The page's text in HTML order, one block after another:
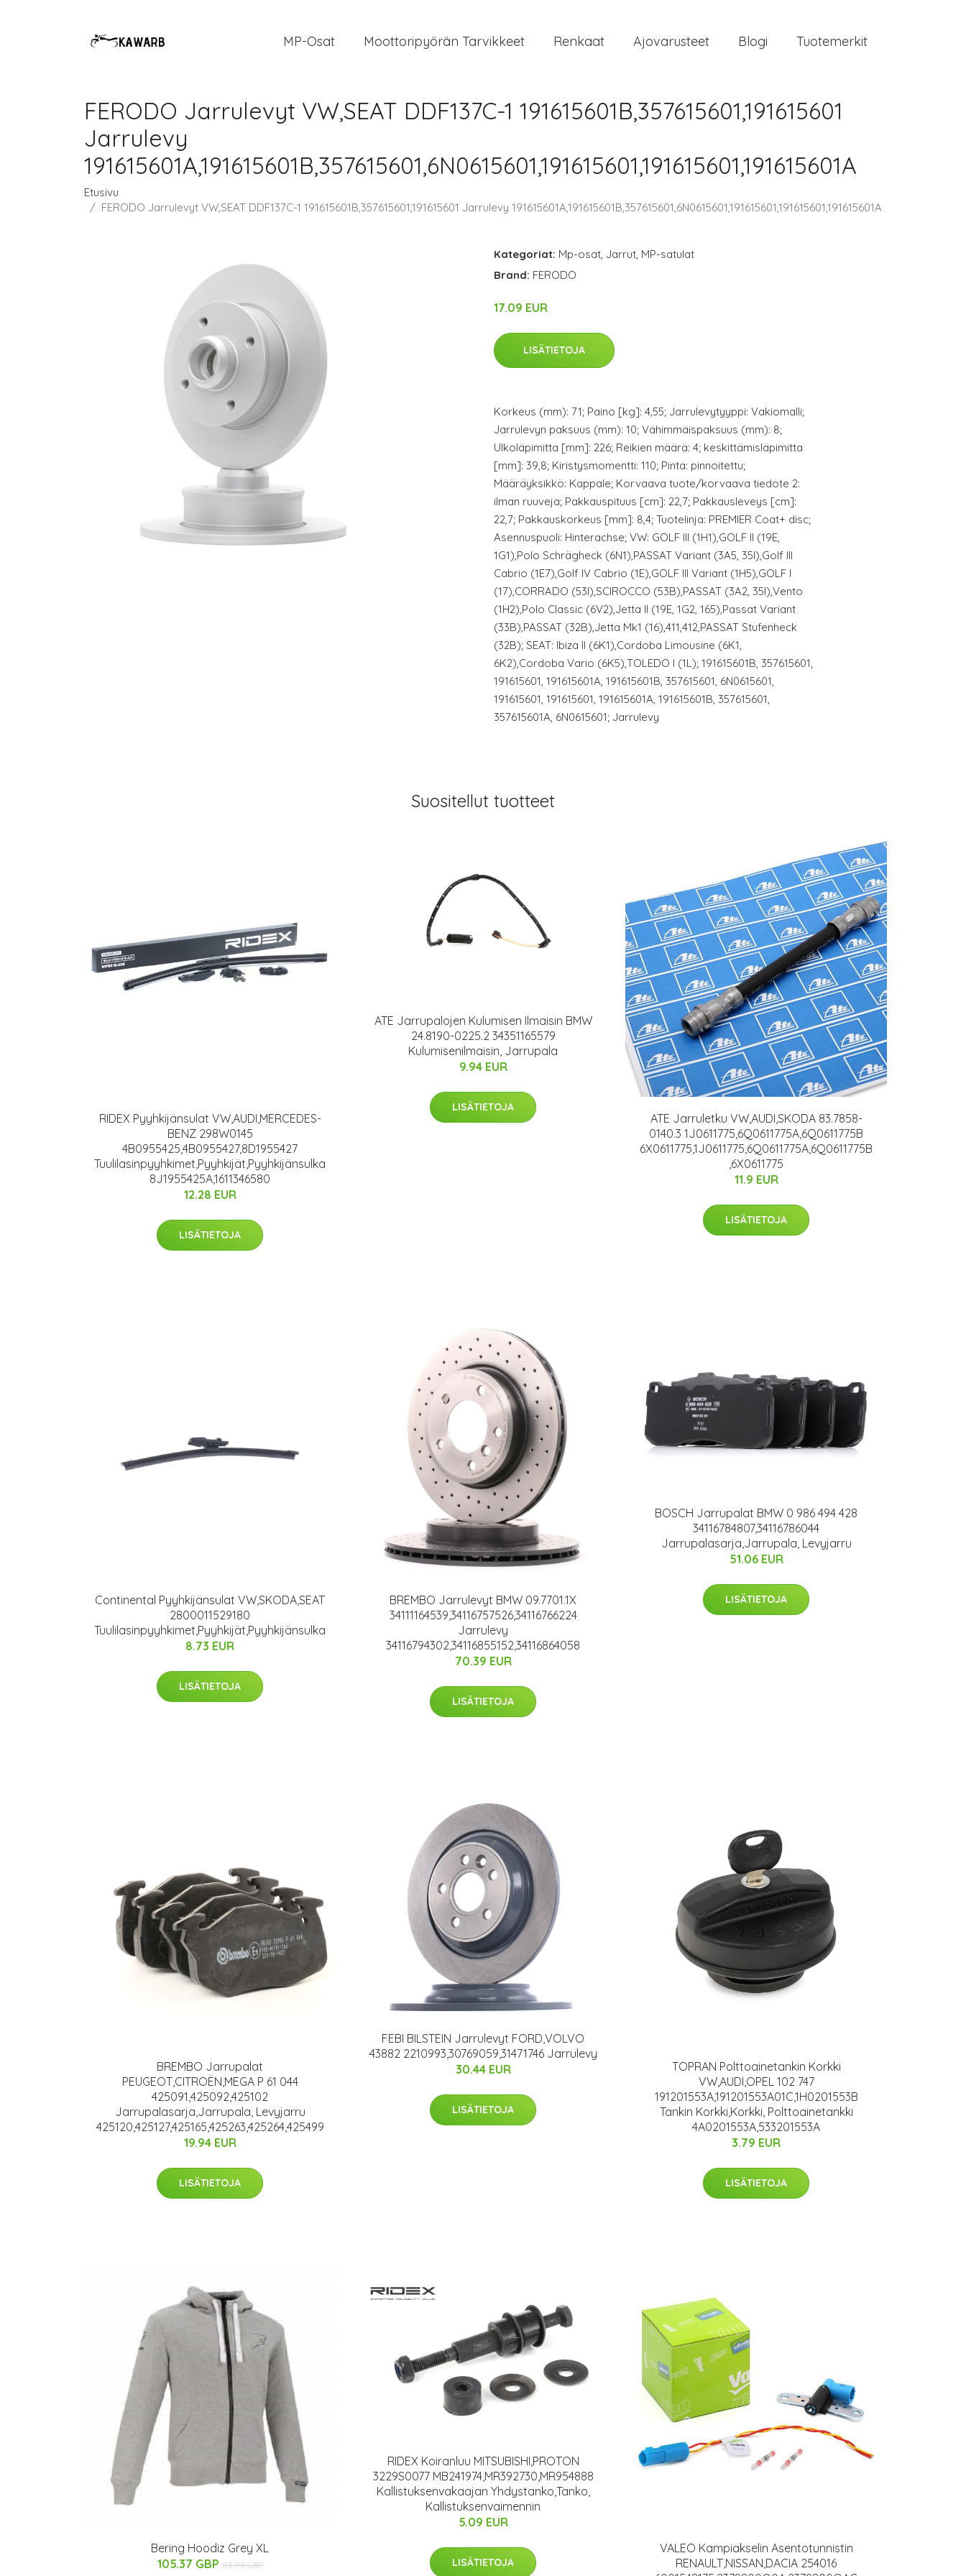
MP-Osat Moottoripyörän Tarvikkeet Renkaat Ajovarusteet Blogi Tuotemerkit
FERODO Jarrulevyt VW,SEAT DDF137C-1 191615601B,357615601,191615601
Jarrulevy
191615601A,191615601B,357615601,6N0615601,191615601,191615601,191615601A
Etusivu
FERODO Jarrulevyt VW,SEAT DDF137C-1 191615601B,357615601,191615601 Jarrulevy 191615601A,191615601B,357615601,6N0615601,191615601,191615601,191615601A
Kategoriat: Mp-osat, Jarrut, MP-satulat
Brand: FERODO
17.09 EUR
LISÄTIETOJA
Korkeus (mm): 71; Paino [kg]: 4,55; Jarrulevytyyppi: Vakiomalli;
Jarrulevyn paksuus (mm): 10; Vähimmäispaksuus (mm): 8;
Ulkoläpimitta [mm]: 226; Reikien määrä: 4; keskittämisläpimitta
[mm]: 39,8; Kiristysmomentti: 110; Pinta: pinnoitettu;
Määräyksikkö: Kappale; Korvaava tuote/korvaava tiedote 2:
ilman ruuveja; Pakkauspituus [cm]: 22,7; Pakkausleveys [cm]:
22,7; Pakkauskorkeus [mm]: 8,4; Tuotelinja: PREMIER Coat+ disc;
Asennuspuoli: Hinterachse; VW: GOLF III (1H1),GOLF II (19E,
1G1),Polo Schrägheck (6N1),PASSAT Variant (3A5, 35I),Golf III
Cabrio (1E7),Golf IV Cabrio (1E),GOLF III Variant (1H5),GOLF I
(17),CORRADO (53I),SCIROCCO (53B),PASSAT (3A2, 35I),Vento
(1H2),Polo Classic (6V2),Jetta II (19E, 1G2, 165),Passat Variant
(33B),PASSAT (32B),Jetta Mk1 (16),411,412,PASSAT Stufenheck
(32B); SEAT: Ibiza II (6K1),Cordoba Limousine (6K1,
6K2),Cordoba Vario (6K5),TOLEDO I (1L); 191615601B, 357615601,
191615601, 191615601A, 191615601B, 357615601, 6N0615601,
191615601, 191615601, 191615601A, 191615601B, 357615601,
357615601A, 6N0615601; Jarrulevy
Suositellut tuotteet
RIDEX Pyyhkijänsulat VW,AUDI,MERCEDES-
BENZ 298W0145
4B0955425,4B0955427,8D1955427
Tuulilasinpyyhkimet,Pyyhkijät,Pyyhkijänsulka
8J1955425A,1611346580
12.28 EUR
LISÄTIETOJA
ATE Jarrupalojen Kulumisen Ilmaisin BMW
24.8190-0225.2 34351165579
Kulumisenilmaisin, Jarrupala
9.94 EUR
LISÄTIETOJA
ATE Jarruletku VW,AUDI,SKODA 83.7858-
0140.3 1J0611775,6Q0611775A,6Q0611775B
6X0611775,1J0611775,6Q0611775A,6Q0611775B
,6X0611775
11.9 EUR
LISÄTIETOJA
Continental Pyyhkijänsulat VW,SKODA,SEAT
2800011529180
Tuulilasinpyyhkimet,Pyyhkijät,Pyyhkijänsulka
8.73 EUR
LISÄTIETOJA
BREMBO Jarrulevyt BMW 09.7701.1X
34111164539,34116757526,34116766224
Jarrulevy
34116794302,34116855152,34116864058
70.39 EUR
LISÄTIETOJA
BOSCH Jarrupalat BMW 0 986 494 428
34116784807,34116786044
Jarrupalasarja,Jarrupala, Levyjarru
51.06 EUR
LISÄTIETOJA
BREMBO Jarrupalat
PEUGEOT,CITROËN,MEGA P 61 044
425091,425092,425102
Jarrupalasarja,Jarrupala, Levyjarru
425120,425127,425165,425263,425264,425499
19.94 EUR
LISÄTIETOJA
FEBI BILSTEIN Jarrulevyt FORD,VOLVO
43882 2210993,30769059,31471746 Jarrulevy
30.44 EUR
LISÄTIETOJA
TOPRAN Polttoainetankin Korkki
VW,AUDI,OPEL 102 747
191201553A,191201553A01C,1H0201553B
Tankin Korkki,Korkki, Polttoainetankki
4A0201553A,533201553A
3.79 EUR
LISÄTIETOJA
Bering Hoodiz Grey XL
105.37 GBP 113.98 GBP
RIDEX Koiranluu MITSUBISHI,PROTON
3229S0077 MB241974,MR392730,MR954888
Kallistuksenvakaajan Yhdystanko,Tanko,
Kallistuksenvaimennin
5.09 EUR
LISÄTIETOJA
VALEO Kampiakselin Asentotunnistin
RENAULT,NISSAN,DACIA 254016